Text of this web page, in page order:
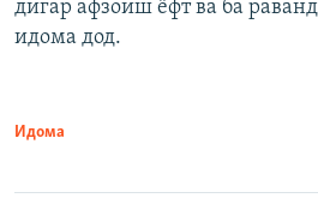
дигар афзоиш ёфт ва ба
идома дод.
Идома